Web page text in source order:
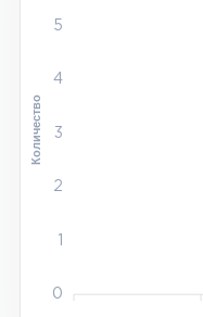
5
4
3
2
1
0
Количество